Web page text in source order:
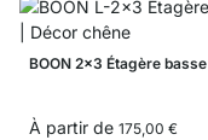
BOON 2x3 Étagère basse
À partir de 175,00 €